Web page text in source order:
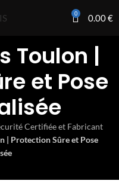
0 0.00€
Toulon |
et Pose
Certifiée et Fabricant
| Protection Sûre et Pose